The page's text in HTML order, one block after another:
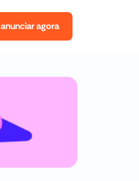
anunciar agora